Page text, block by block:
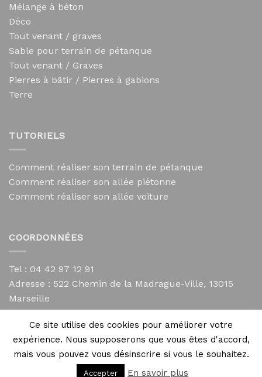
Mélange à béton
Déco
Tout venant / graves
Sable pour terrain de pétanque
Tout venant / Graves
Pierres à bâtir / Pierres à gabions
Terre
TUTORIELS
Comment réaliser son terrain de pétanque
Comment réaliser son allée piétonne
Comment réaliser son allée voiture
COORDONNÉES
Tel : 04 42 97 12 91
Adresse : 522 Chemin de la Madrague-Ville, 13015
Marseille
contact@mycailloux.com
Mentions légales
Copyright 2026 © Directives Web
Ce site utilise des cookies pour améliorer votre
expérience. Nous supposerons que vous êtes d'accord,
mais vous pouvez vous désinscrire si vous le souhaitez.
Accepter En savoir plus